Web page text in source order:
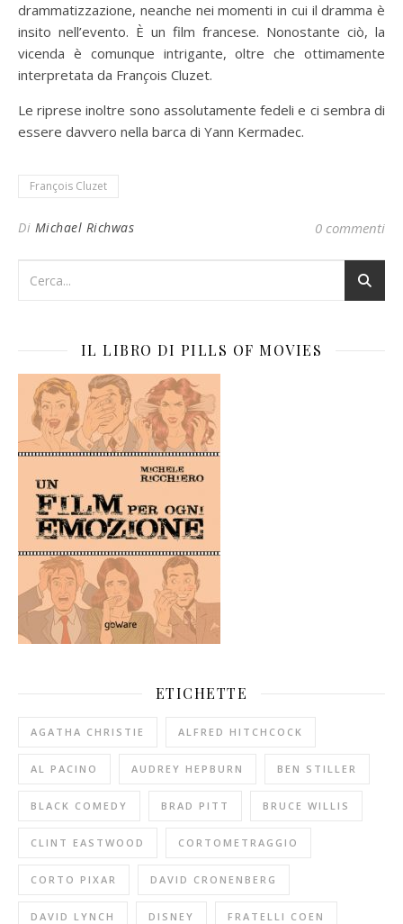
drammatizzazione, neanche nei momenti in cui il dramma è
insito nell’evento. È un film francese. Nonostante ciò, la
vicenda è comunque intrigante, oltre che ottimamente
interpretata da François Cluzet.
Le riprese inoltre sono assolutamente fedeli e ci sembra di
essere davvero nella barca di Yann Kermadec.
François Cluzet
Di Michael Richwas 0 commenti
IL LIBRO DI PILLS OF MOVIES
ETICHETTE
AGATHA CHRISTIE ALFRED HITCHCOCK
AL PACINO AUDREY HEPBURN BEN STILLER
BLACK COMEDY BRAD PITT BRUCE WILLIS
CLINT EASTWOOD CORTOMETRAGGIO
CORTO PIXAR DAVID CRONENBERG
DAVID LYNCH DISNEY FRATELLI COEN